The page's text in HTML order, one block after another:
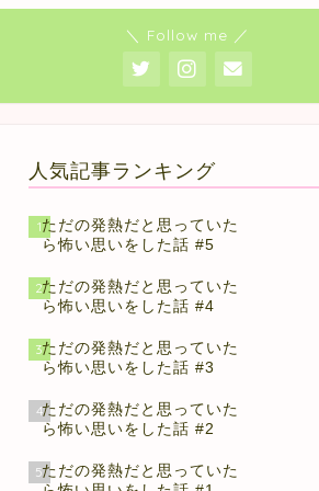
＼ Follow me ／
人気記事ランキング
1ただの発熱だと思っていた
ら怖い思いをした話 #5
2ただの発熱だと思っていた
ら怖い思いをした話 #4
3ただの発熱だと思っていた
ら怖い思いをした話 #3
4ただの発熱だと思っていた
ら怖い思いをした話 #2
5ただの発熱だと思っていた